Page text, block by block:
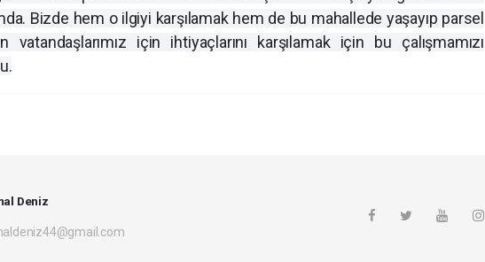
Bizde hem o ilgiyi karşılamak hem de bu mahallede yaşayıp parsel
için ihtiyaçlarını karşılamak için bu çalışmamızı
Deniz